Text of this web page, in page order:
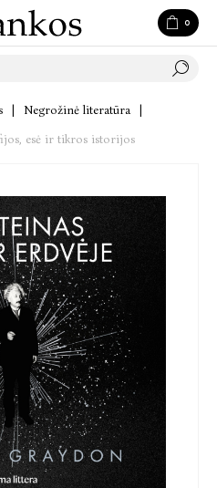
0
Negrožinė literatūra
esė ir tikros istorijos